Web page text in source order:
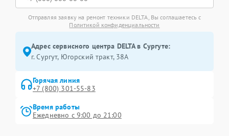
Отправляя заявку на ремонт техники DELTA, Вы соглашаетесь с
Политикой конфиденциальности
Адрес сервисного центра DELTA в Сургуте:
г. Сургут, Югорский тракт, 38А
Горячая линия
+7 (800) 301-55-83
Время работы
Ежедневно с 9:00 до 21:00